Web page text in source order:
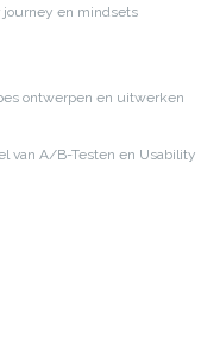
journey en mindsets
ontwerpen en uitwerken
van A/B-Testen en Usability